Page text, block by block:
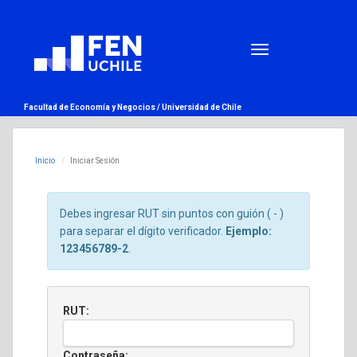
Facultad de Economía y Negocios /Universidad de Chile
Inicio Iniciar Sesión
Debes ingresar RUT sin puntos con guión ( - )
para separar el dígito verificador. Ejemplo:
123456789-2
RUT: